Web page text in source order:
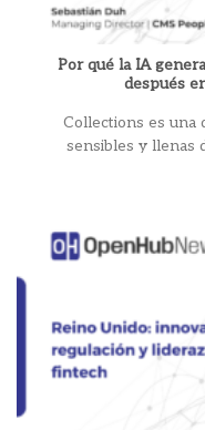
Por qué la IA
después
Collections es una
sensibles y llenas